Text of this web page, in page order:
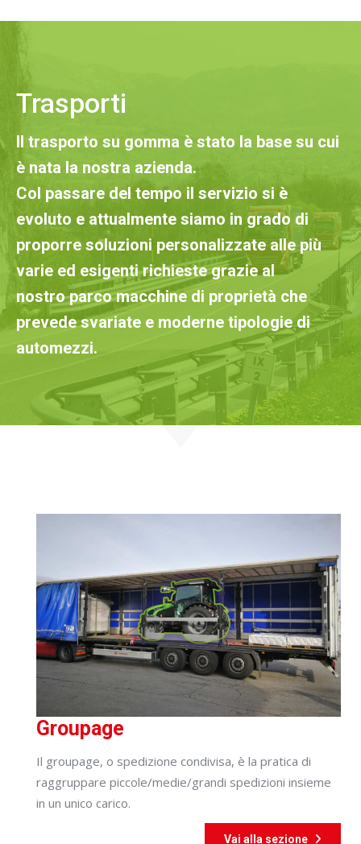
Trasporti
Il trasporto su gomma è stato la base su cui
è nata la nostra azienda.
Col passare del tempo il servizio si è
evoluto e attualmente siamo in grado di
proporre soluzioni personalizzate alle più
varie ed esigenti richiestegrazie al
nostro parco macchine di proprietà che
prevede svariate e moderne tipologie di
automezzi.
Groupage
Il groupage, o spedizione condivisa, è la pratica di
raggruppare piccole/medie/grandi spedizioni insieme
in un unico carico.
Vai alla sezione